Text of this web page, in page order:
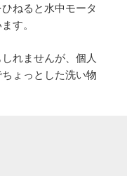
ねると水中モータ
す。
れませんが、個人
ょっとした洗い物